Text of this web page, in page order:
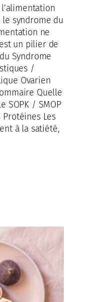
l’alimentation
syndrome du
ne
un pilier de
Syndrome
/
Ovarien
Quelle
SOPK / SMOP
Les
à la satiété,